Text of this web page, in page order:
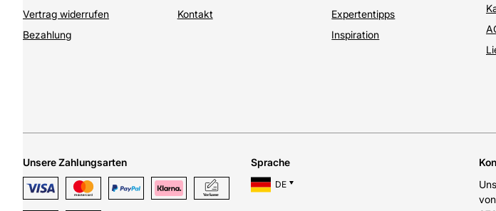
Vertrag widerrufen
Bezahlung
Kontakt
Expertentipps
Inspiration
Unsere Zahlungsarten Sprache
DE